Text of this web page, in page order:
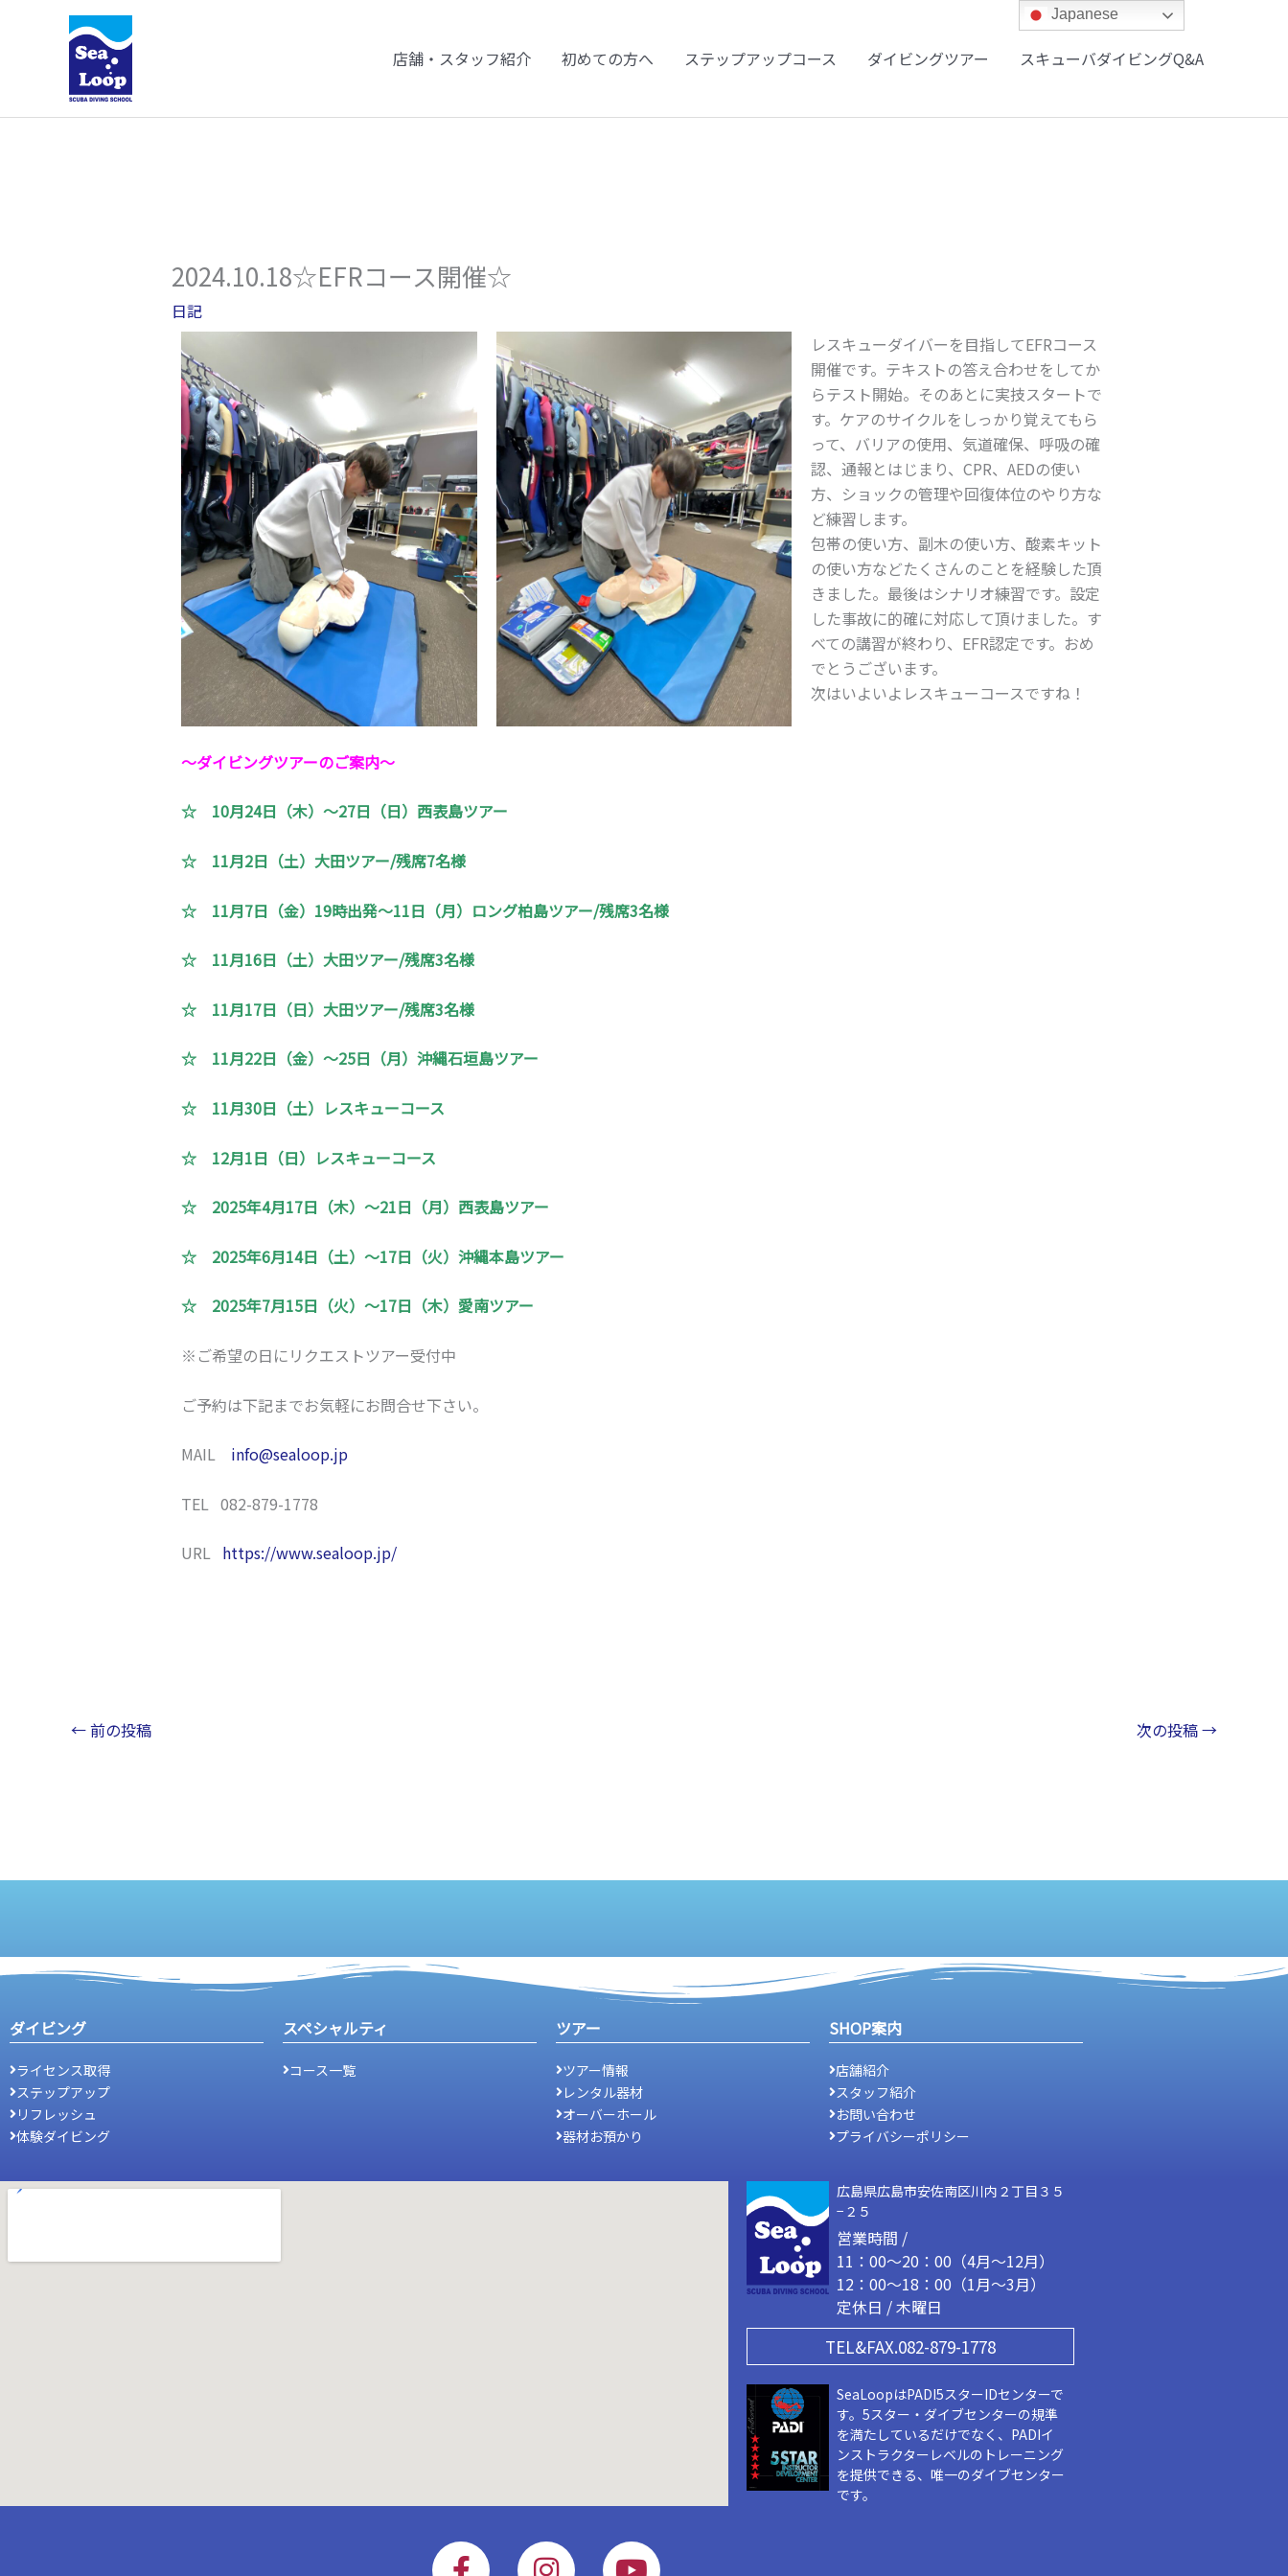
キ
店舗・スタッフ紹介 初めての方へ ステップアップコース ダイビングツアー スキューバダイビングQ&A
2024.10.18☆EFRコース開催☆
日記
レスキューダイバーを目指してEFRコース
開催です。テキストの答え合わせをしてか
らテスト開始。そのあとに実技スタートで
す。ケアのサイクルをしっかり覚えてもら
って、バリアの使用、気道確保、呼吸の確
認、通報とはじまり、CPR、AEDの使い
方、ショックの管理や回復体位のやり方な
ど練習します。
包帯の使い方、副木の使い方、酸素キット
の使い方などたくさんのことを経験した頂
きました。最後はシナリオ練習です。設定
した事故に的確に対応して頂けました。す
べての講習が終わり、EFR認定です。おめ
でとうございます。
次はいよいよレスキューコースですね！
～ダイビングツアーのご案内～
☆10月24日（木）～27日（日）西表島ツアー
☆ 11月2日（土）大田ツアー/残席7名様
☆ 11月7日（金）19時出発～11日（月）ロング柏島ツアー/残席3名様
☆ 11月16日（土）大田ツアー/残席3名様
☆ 11月17日（日）大田ツアー/残席3名様
☆ 11月22日（金）～25日（月）沖縄石垣島ツアー
☆ 11月30日（土）レスキューコース
☆ 12月1日（日）レスキューコース
☆ 2025年4月17日（木）～21日（月）西表島ツアー
☆ 2025年6月14日（土）～17日（火）沖縄本島ツアー
☆ 2025年7月15日（火）～17日（木）愛南ツアー
※ご希望の日にリクエストツアー受付中
ご予約は下記までお気軽にお問合せ下さい。
MAIL info@sealoop.jp
TEL 082-879-1778
URL https://www.sealoop.jp/
←前の投稿 次の投稿→
ダイビング
ライセンス取得
ステップアップ
リフレッシュ
体験ダイビング
スペシャルティ
コース一覧
ツアー
ツアー情報
レンタル器材
オーバーホール
器材お預かり
SHOP案内
店舗紹介
スタッフ紹介
お問い合わせ
プライバシーポリシー
広島県広島市安佐南区川内２丁目３５
−２５
営業時間 /
11：00～20：00（4月～12月）
12：00～18：00（1月～3月）
定休日 / 木曜日
TEL&FAX.082-879-1778
SeaLoopはPADI5スターIDセンターで
す。5スター・ダイブセンターの規準
を満たしているだけでなく、PADIイ
ンストラクターレベルのトレーニング
を提供できる、唯一のダイブセンター
です。
F I Y
Japanese